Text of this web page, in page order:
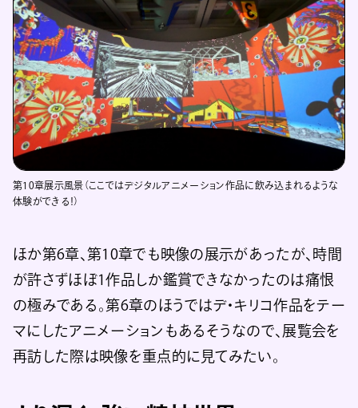
第10章展示風景（ここではデジタルアニメーション作品に飲み込まれるような
体験ができる！）
ほか第6章、第10章でも映像の展示があったが、時間
が許さずほぼ1作品しか鑑賞できなかったのは痛恨
の極みである。第6章のほうではデ・キリコ作品をテー
マにしたアニメーションもあるそうなので、展覧会を
再訪した際は映像を重点的に見てみたい。